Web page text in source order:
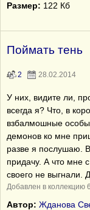
Размер: 122 Кб
Поймать тень
2 28.02.2014
У них, видите ли,
всегда я? Что, в
взбалмошные особы
демонов ко мне
разве я послушаю.
придачу. А что мне
своего не выгнали.
Добавлен в коллекцию
Автор: Жданова